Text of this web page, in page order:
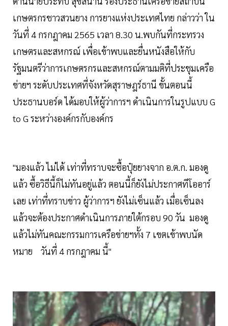
เกษตรกรชาวสวนยาง การยางแห่งประเทศไทย กล่าวว่า ใน
วันที่ 4 กรกฎาคม 2565 เวลา 8.30 น.พบกันที่กระทรวง
เกษตรและสหกรณ์ เพื่อเข้าพบและยื่นหนังสือให้กับ
รัฐมนตรีว่าการเกษตรกรและสหกรณ์ตามมติที่ประชุมเครือ
ข่ายฯ ระดับประเทศที่จังหวัดสุราษฎร์ธานี ขั้นตอนนี้
ประธานบอร์ด ได้มอบให้ผู้ว่าการฯ ดำเนินการในรูปแบบ G
to G ระหว่างองค์กรกับองค์กร
"มองแล้ว ไม่ได้ เท่าที่ทราบจะซื้อปุ๋ยยางจาก อ.ต.ก. มองดู
แล้ว ซื้อวิธีนี้ก็ไม่ทันอยู่แล้ว ตอนนี้ก็ยังไม่ประกาศทีโออาร์
เลย เท่าที่ทราบข่าว ผู้ว่าการฯ ยังไม่เซ็นแล้ว เมื่อเซ็นลง
แล้วจะต้องประกาศดำเนินการภายใต้กรอบ 90 วัน มองดู
แล้วไม่ทันคณะกรรมการเครือข่ายฯทั้ง 7 เขตเข้าพบนัด
หมาย วันที่ 4 กรกฎาคม นี้"